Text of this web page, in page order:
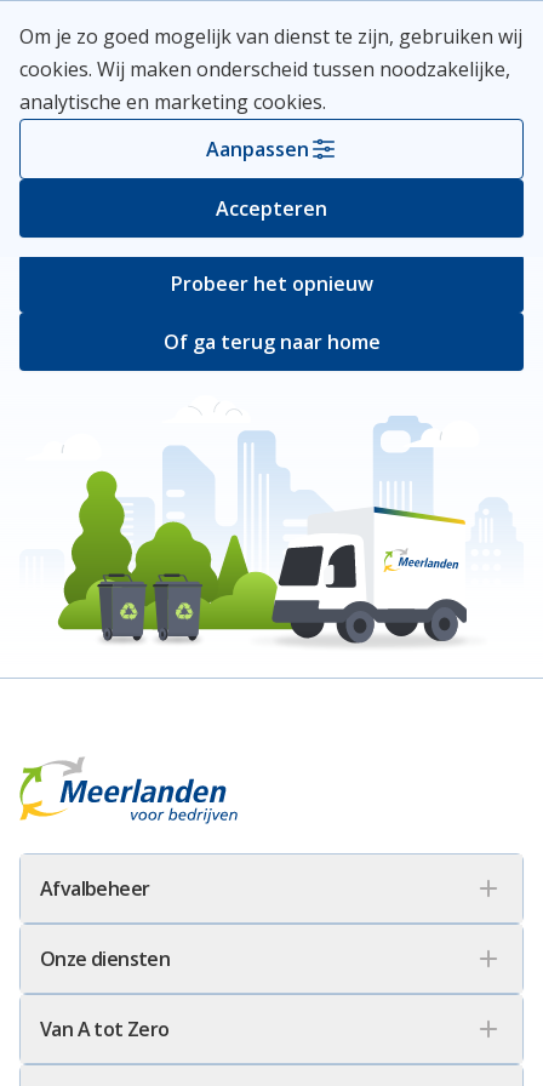
naar
inhoud
Meerlanden Logo
Open
Er ging iets mis
Bij het ophalen van de pagina ging er iets
verkeerd.
Probeer het opnieuw
Of ga terug naar home
Meerlanden Voor Bedrijven Logo
Afvalbeheer
Onze diensten
Van A tot Zero
Om je zo goed mogelijk van dienst te zijn, gebruiken wij
cookies. Wij maken onderscheid tussen noodzakelijke,
analytische en marketing cookies.
Aanpassen
Accepteren